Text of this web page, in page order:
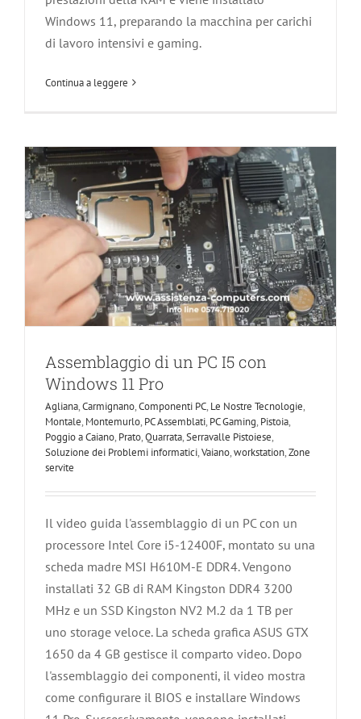
Windows 11, preparando la macchina per carichi
di lavoro intensivi e gaming.
Continua a leggere
Assemblaggio di un PC I5 con
Windows 11 Pro
Montale Montemurlo
Assemblaggio di un PC I5 con
Windows 11 Pro
Agliana,Carmignano,Componenti PC, Le Nostre Tecnologie,
Montale, Montemurlo, PC Assemblati, PC Gaming, Pistoia,
Poggio a Caiano, Prato,Quarrata,Serravalle Pistoiese,
Soluzione dei Problemi informatici,Vaiano,workstation,Zone
servite
Il video guida l'assemblaggio di un PC con un
processore Intel Core i5-12400F, montato su una
scheda madre MSI H610M-E DDR4. Vengono
installati 32 GB di RAM Kingston DDR4 3200
MHz e un SSD Kingston NV2 M.2 da 1 TB per
uno storage veloce. La scheda grafica ASUS GTX
1650 da 4 GB gestisce il comparto video. Dopo
l'assemblaggio dei componenti, il video mostra
come configurare il BIOS e installare Windows